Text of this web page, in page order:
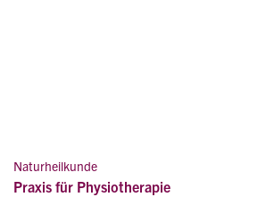
Naturheilkunde
Praxis für Physiotherapie